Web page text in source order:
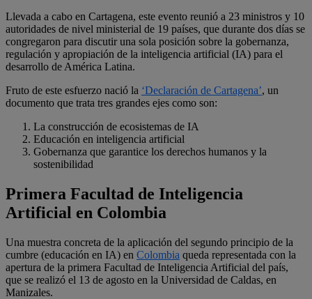
Llevada a cabo en Cartagena, este evento reunió a 23 ministros y 10
autoridades de nivel ministerial de 19 países, que durante dos días se
congregaron para discutir una sola posición sobre la gobernanza,
regulación y apropiación de la inteligencia artificial (IA) para el
desarrollo de América Latina.
Fruto de este esfuerzo nació la ‘Declaración de Cartagena’, un
documento que trata tres grandes ejes como son:
La construcción de ecosistemas de IA
Educación en inteligencia artificial
Gobernanza que garantice los derechos humanos y la
sostenibilidad
Primera Facultad de Inteligencia
Artificial en Colombia
Una muestra concreta de la aplicación del segundo principio de la
cumbre (educación en IA) en Colombia queda representada con la
apertura de la primera Facultad de Inteligencia Artificial del país,
que se realizó el 13 de agosto en la Universidad de Caldas, en
Manizales.